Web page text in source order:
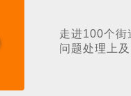
走进100个街
问题处理上